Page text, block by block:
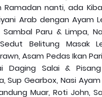
Ramadan nanti, ada
Arab dengan Ayam
Paru & Limpa,
Belitung Masak
Asam Pedas Ikan
Daging Salai &
Sup Gearbox, Nasi
Muar, Roti John,